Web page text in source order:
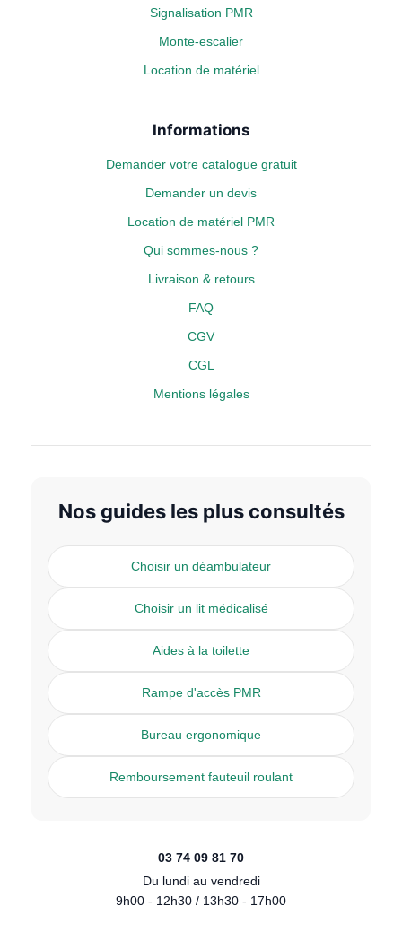
Signalisation PMR
Monte-escalier
Location de matériel
Informations
Demander votre catalogue gratuit
Demander un devis
Location de matériel PMR
Qui sommes-nous ?
Livraison & retours
FAQ
CGV
CGL
Mentions légales
Nos guides les plus consultés
Choisir un déambulateur
Choisir un lit médicalisé
Aides à la toilette
Rampe d'accès PMR
Bureau ergonomique
Remboursement fauteuil roulant
03 74 09 81 70
Du lundi au vendredi
9h00 - 12h30 / 13h30 - 17h00